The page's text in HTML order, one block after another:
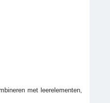
met leerelementen,